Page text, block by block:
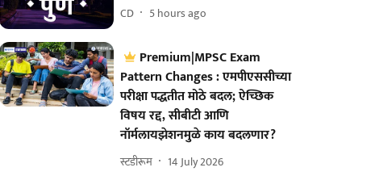
CD 5 hours ago
Premium|MPSC Exam
Pattern Changes : एमपीएससीच्या
परीक्षा पद्धतीत मोठे बदल; ऐच्छिक
विषय रद्द, सीबीटी आणि
नॉर्मलायझेशनमुळे काय बदलणार?
स्टडीरूम 14 July 2026